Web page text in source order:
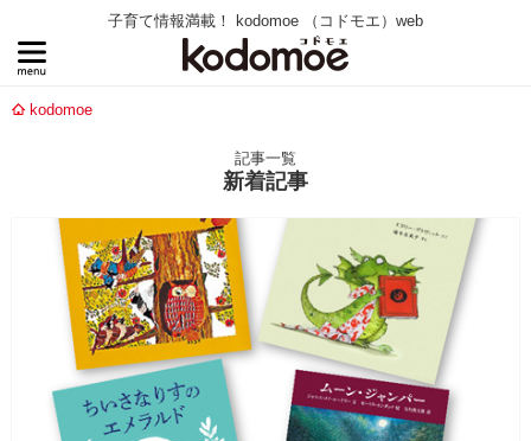
子育て情報満載！ kodomoe （コドモエ）web
kodomoe
記事一覧
新着記事